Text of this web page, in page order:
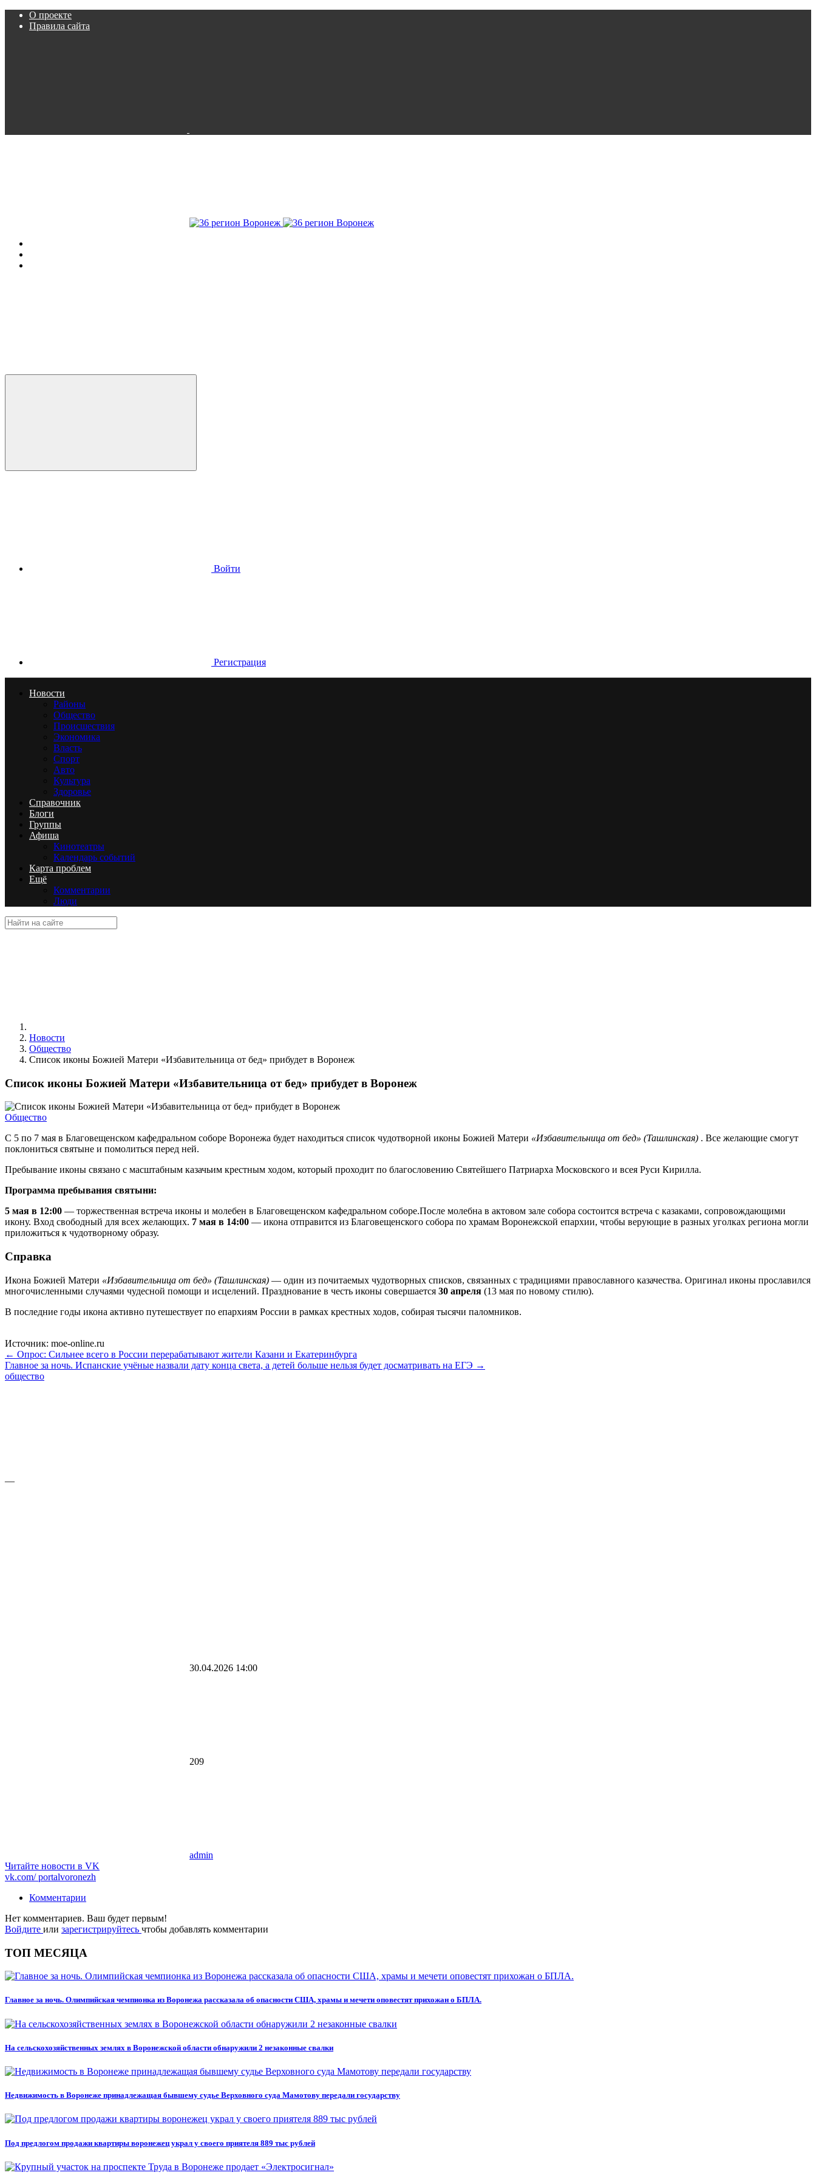
О проекте
Правила сайта
Войти
Регистрация
Новости
Районы
Общество
Происшествия
Экономика
Власть
Спорт
Авто
Культура
Здоровье
Справочник
Блоги
Группы
Афиша
Кинотеатры
Календарь событий
Карта проблем
Ещё
Комментарии
Люди
Новости
Общество
Список иконы Божией Матери «Избавительница от бед» прибудет в Воронеж
Список иконы Божией Матери «Избавительница от бед» прибудет в Воронеж
Общество
С 5 по 7 мая в Благовещенском кафедральном соборе Воронежа будет находиться список чудотворной иконы Божией Матери «Избавительница от бед» (Ташлинская) . Все желающие смогут
поклониться святыне и помолиться перед ней.
Пребывание иконы связано с масштабным казачьим крестным ходом, который проходит по благословению Святейшего Патриарха Московского и всея Руси Кирилла.
Программа пребывания святыни:
5 мая в 12:00 — торжественная встреча иконы и молебен в Благовещенском кафедральном соборе.После молебна в актовом зале собора состоится встреча с казаками, сопровождающими
икону. Вход свободный для всех желающих. 7 мая в 14:00 — икона отправится из Благовещенского собора по храмам Воронежской епархии, чтобы верующие в разных уголках региона могли
приложиться к чудотворному образу.
Справка
Икона Божией Матери «Избавительница от бед» (Ташлинская) — один из почитаемых чудотворных списков, связанных с традициями православного казачества. Оригинал иконы прославился
многочисленными случаями чудесной помощи и исцелений. Празднование в честь иконы совершается 30 апреля (13 мая по новому стилю).
В последние годы икона активно путешествует по епархиям России в рамках крестных ходов, собирая тысячи паломников.
Источник: moe-online.ru
← Опрос: Сильнее всего в России перерабатывают жители Казани и Екатеринбурга
Главное за ночь. Испанские учёные назвали дату конца света, а детей больше нельзя будет досматривать на ЕГЭ →
общество
—
30.04.2026 14:00
209
admin
Читайте новости в VK
vk.com/portalvoronezh
Комментарии
Нет комментариев. Ваш будет первым!
Войдите или зарегистрируйтесь чтобы добавлять комментарии
ТОП МЕСЯЦА
Главное за ночь. Олимпийская чемпионка из Воронежа рассказала об опасности США, храмы и мечети оповестят прихожан о БПЛА.
На сельскохозяйственных землях в Воронежской области обнаружили 2 незаконные свалки
Недвижимость в Воронеже принадлежащая бывшему судье Верховного суда Мамотову передали государству
Под предлогом продажи квартиры воронежец украл у своего приятеля 889 тыс рублей